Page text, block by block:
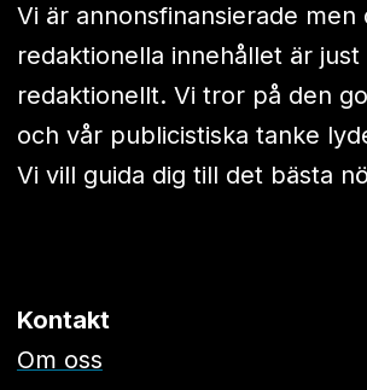
Vi är annonsfinansierade men
redaktionella innehållet är just
redaktionellt. Vi tror på den
och vår publicistiska tanke
Vi vill guida dig till det bästa
Kontakt
Om oss